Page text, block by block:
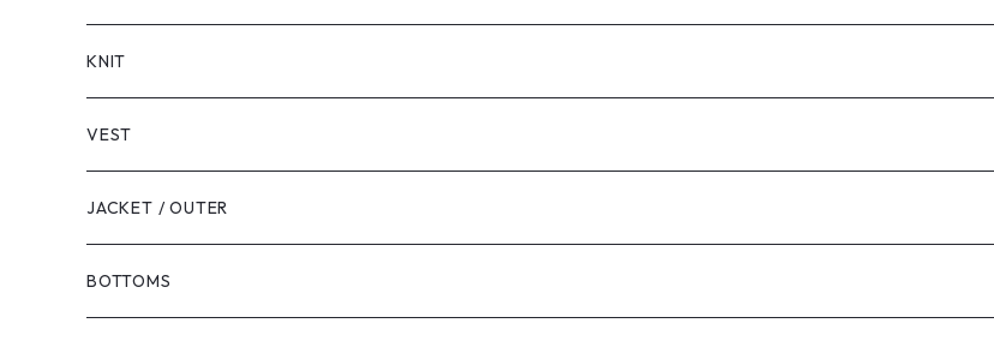
LONG SLEEVE
KNIT
VEST
JACKET / OUTER
BOTTOMS